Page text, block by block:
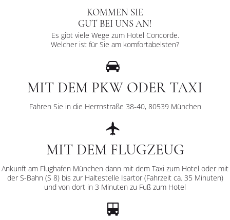
KOMMEN SIE
GUT BEI UNS AN!
Es gibt viele Wege zum Hotel Concorde.
Welcher ist für Sie am komfortabelsten?
MIT DEM PKW ODER TAXI
Fahren Sie in die Herrnstraße 38-40, 80539 München
MIT DEM FLUGZEUG
Ankunft am Flughafen München dann mit dem Taxi zum Hotel oder mit
der S-Bahn (S 8) bis zur Haltestelle Isartor (Fahrzeit ca. 35 Minuten)
und von dort in 3 Minuten zu Fuß zum Hotel